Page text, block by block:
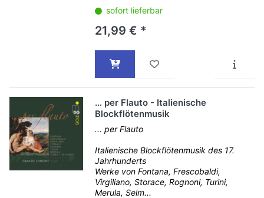
sofort lieferbar
21,99 € *
… per Flauto - Italienische
Blockflötenmusik
... per Flauto
Italienische Blockflötenmusik des 17.
Jahrhunderts
Werke von Fontana, Frescobaldi,
Virgiliano, Storace, Rognoni, Turini,
Merula, Selm...